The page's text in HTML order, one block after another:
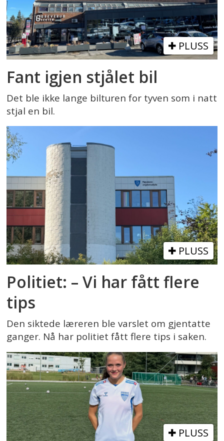
PLUSS
Fant igjen stjålet bil
Det ble ikke lange bilturen for tyven som i natt
stjal en bil.
PLUSS
Politiet: – Vi har fått flere
tips
Den siktede læreren ble varslet om gjentatte
ganger. Nå har politiet fått flere tips i saken.
PLUSS